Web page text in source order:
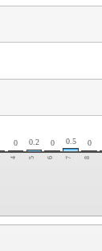
4 5 6 7 8
0 0.2 0 0.5 0